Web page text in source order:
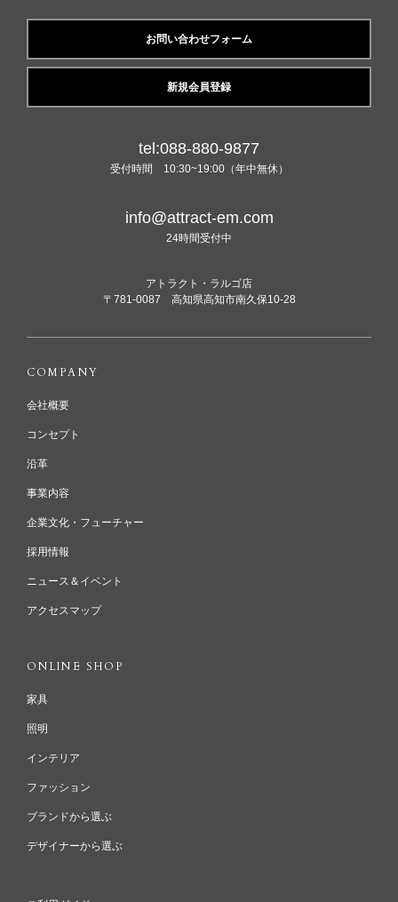
お問い合わせフォーム
新規会員登録
tel:088-880-9877
受付時間 10:30~19:00（年中無休）
info@attract-em.com
24時間受付中
アトラクト・ラルゴ店
〒781-0087 高知県高知市南久保10-28
COMPANY
会社概要
コンセプト
沿革
事業内容
企業文化・フューチャー
採用情報
ニュース＆イベント
アクセスマップ
ONLINE SHOP
家具
照明
インテリア
ファッション
ブランドから選ぶ
デザイナーから選ぶ